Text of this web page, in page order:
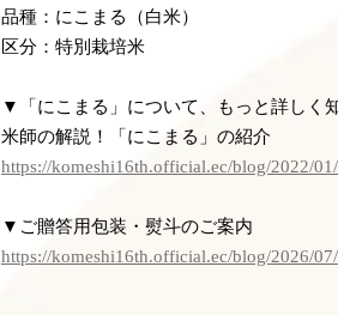
品種：にこまる（白米）
区分：特別栽培米
▼「にこまる」について、もっと詳しく
米師の解説！「にこまる」の紹介
https://komeshi16th.official.ec/blog/2022/
▼ご贈答用包装・熨斗のご案内
https://komeshi16th.official.ec/blog/2026/